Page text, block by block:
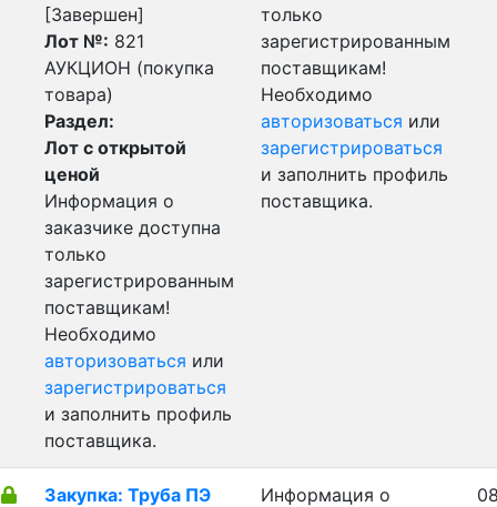
[Завершен]
Лот №: 821
АУКЦИОН (покупка
товара)
Раздел:
Лот с открытой
ценой
Информация о
заказчике доступна
только
зарегистрированным
поставщикам!
Необходимо
авторизоваться или
зарегистрироваться
и заполнить профиль
поставщика.
только
зарегистрированным
поставщикам!
Необходимо
авторизоваться или
зарегистрироваться
и заполнить профиль
поставщика.
Закупка: Труба ПЭ
Информация о